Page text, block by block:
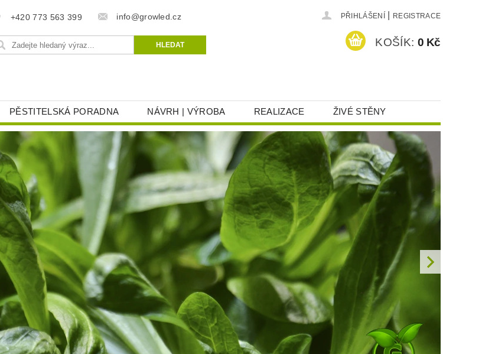
+420 773 563 399 info@growled.cz PŘIHLÁŠENÍ REGISTRACE
KOŠÍK: 0 Kč
PĚSTITELSKÁ PORADNA NÁVRH | VÝROBA REALIZACE ŽIVÉ STĚNY
REKLAMACE OBCHODNÍ PODMÍNKY OCHRANA OSOBNÍCH ÚDAJŮ (GDPR)